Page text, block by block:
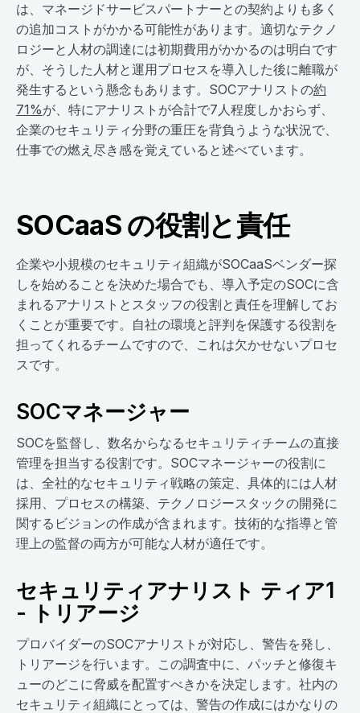
は、マネージドサービスパートナーとの契約よりも多く
の追加コストがかかる可能性があります。適切なテクノ
ロジーと人材の調達には初期費用がかかるのは明白です
が、そうした人材と運用プロセスを導入した後に離職が
発生するという懸念もあります。SOCアナリストの約
71%が、特にアナリストが合計で7人程度しかおらず、
企業のセキュリティ分野の重圧を背負うような状況で、
仕事での燃え尽き感を覚えていると述べています。
SOCaaS の役割と責任
企業や小規模のセキュリティ組織がSOCaaSベンダー探
しを始めることを決めた場合でも、導入予定のSOCに含
まれるアナリストとスタッフの役割と責任を理解してお
くことが重要です。自社の環境と評判を保護する役割を
担ってくれるチームですので、これは欠かせないプロセ
スです。
SOCマネージャー
SOCを監督し、数名からなるセキュリティチームの直接
管理を担当する役割です。SOCマネージャーの役割に
は、全社的なセキュリティ戦略の策定、具体的には人材
採用、プロセスの構築、テクノロジースタックの開発に
関するビジョンの作成が含まれます。技術的な指導と管
理上の監督の両方が可能な人材が適任です。
セキュリティアナリスト ティア1
- トリアージ
プロバイダーのSOCアナリストが対応し、警告を発し、
トリアージを行います。この調査中に、パッチと修復キ
ューのどこに脅威を配置すべきかを決定します。社内の
セキュリティ組織にとっては、警告の作成にはかなりの